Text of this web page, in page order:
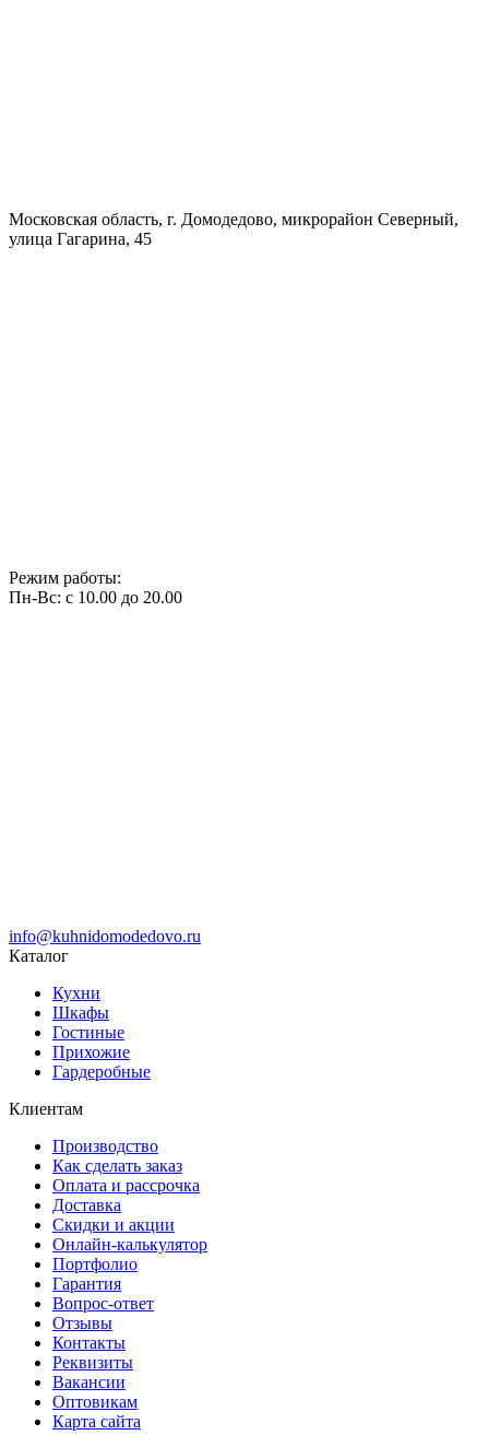
Московская область, г. Домодедово, микрорайон Северный,
улица Гагарина, 45
Режим работы:
Пн-Вс: с 10.00 до 20.00
info@kuhnidomodedovo.ru
Каталог
Кухни
Шкафы
Гостиные
Прихожие
Гардеробные
Клиентам
Производство
Как сделать заказ
Оплата и рассрочка
Доставка
Скидки и акции
Онлайн-калькулятор
Портфолио
Гарантия
Вопрос-ответ
Отзывы
Контакты
Реквизиты
Вакансии
Оптовикам
Карта сайта